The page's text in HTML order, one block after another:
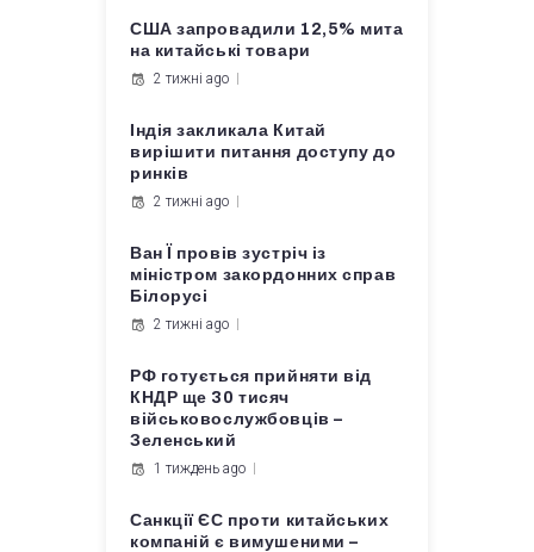
США запровадили 12,5% мита
на китайські товари
2 тижні ago
Індія закликала Китай
вирішити питання доступу до
ринків
2 тижні ago
Ван Ї провів зустріч із
міністром закордонних справ
Білорусі
2 тижні ago
РФ готується прийняти від
КНДР ще 30 тисяч
військовослужбовців –
Зеленський
1 тиждень ago
Санкції ЄС проти китайських
компаній є вимушеними –